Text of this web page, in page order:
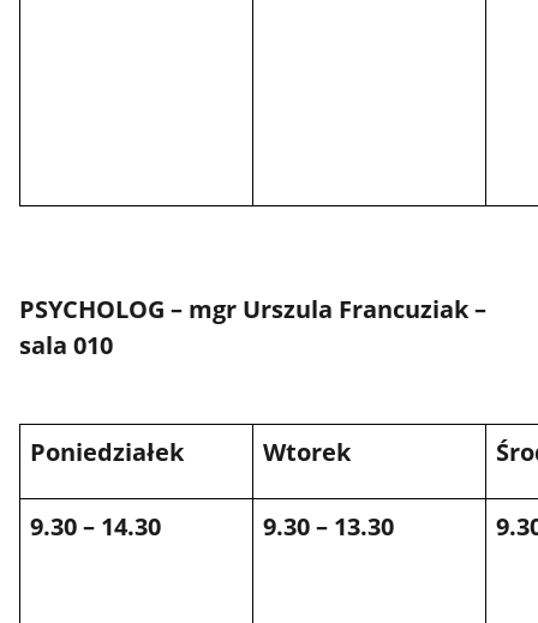
PSYCHOLOG – mgr Urszula Francuziak –
sala 010
Poniedziałek Wtorek
9.30 – 14.30 9.30 – 13.30